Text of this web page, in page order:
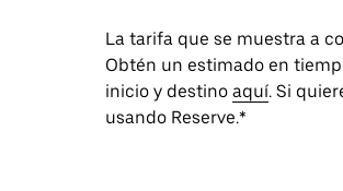
La tarifa que se muestra a
Obtén un estimado en
inicio y destino aquí. Si
usando Reserve.*